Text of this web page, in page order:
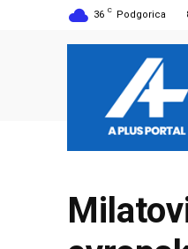
36 C Podgorica